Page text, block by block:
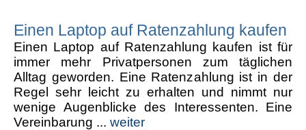
Einen Laptop auf Ratenzahlung kaufen
Einen Laptop auf Ratenzahlung kaufen ist für
immer mehr Privatpersonen zum täglichen
Alltag geworden. Eine Ratenzahlung ist in der
Regel sehr leicht zu erhalten und nimmt nur
wenige Augenblicke des Interessenten. Eine
Vereinbarung ... weiter